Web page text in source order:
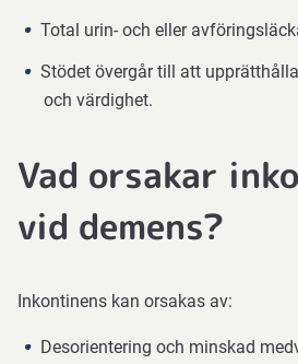
Total urin- och eller
Stödet övergår till att
och värdighet.
Vad orsakar
vid demens?
Inkontinens kan orsakas av:
Desorientering och minskad